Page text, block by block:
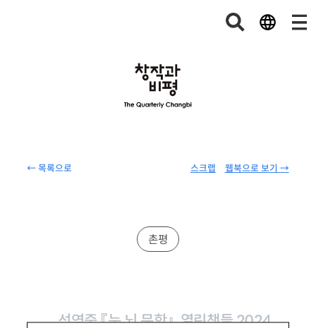
← 목록으로 웹북으로 보기 →
스크랩
촌평
석영중 『눈 뇌 문학』, 열린책들 2024